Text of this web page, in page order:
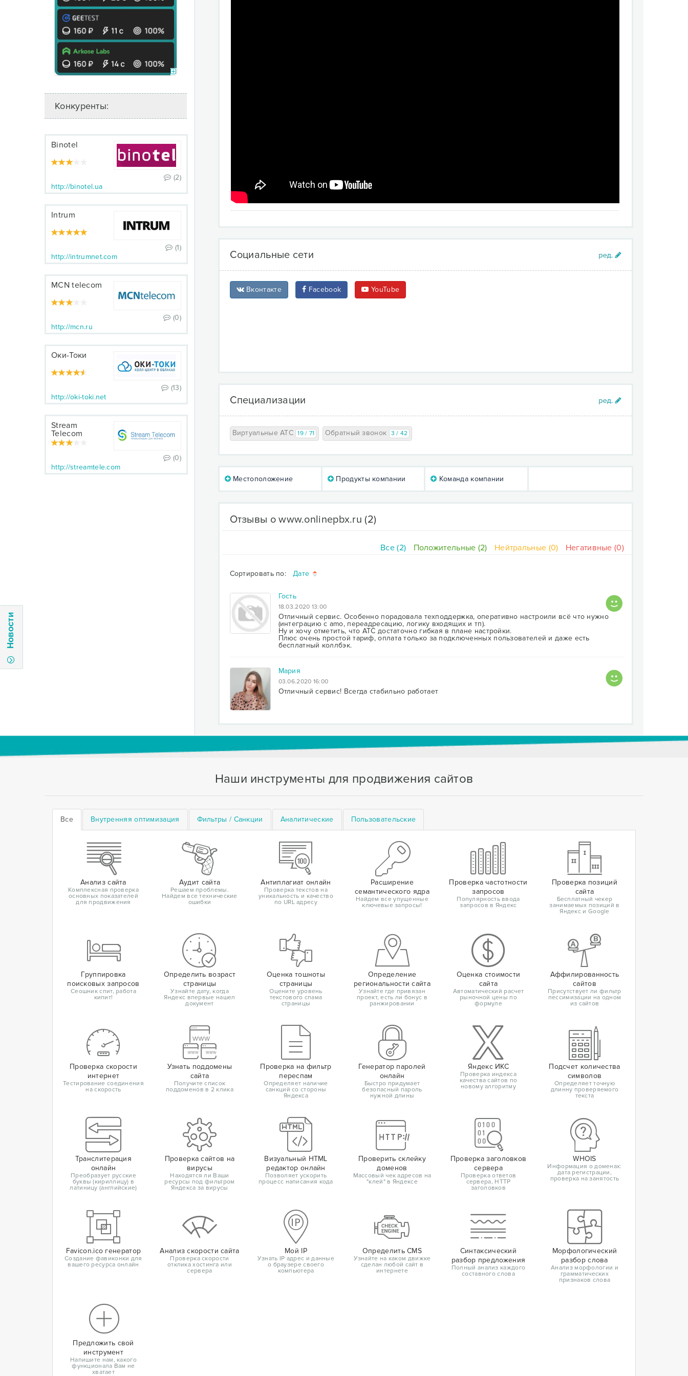
Новости
Конкуренты:
Binotel
(2)
http://binotel.ua
Intrum
(1)
http://intrumnet.com
MCN telecom
(0)
http://mcn.ru
Оки-Токи
(13)
http://oki-toki.net
Stream
Telecom
(0)
http://streamtele.com
Социальные сети
Вконтакте Facebook YouTube
Специализации
Виртуальные АТС 19 / 71 Обратный звонок 3 / 42
Местоположение Продукты компании Команда компании
Отзывы о www.onlinepbx.ru (2)
Все (2) Положительные (2) Нейтральные (0) Негативные (0)
Сортировать по: Дате
Гость
18.03.2020 13:00
Отличный сервис. Особенно порадовала техподдержка, оперативно настроили всё что нужно
(интеграцию с amo, переадресацию, логику входящих и тп).
Ну и хочу отметить, что АТС достаточно гибкая в плане настройки.
Плюс очень простой тариф, оплата только за подключенных пользователей и даже есть
бесплатный коллбэк.
Мария
03.06.2020 16:00
Отличный сервис! Всегда стабильно работает
Наши инструменты для продвижения сайтов
Все Внутренняя оптимизация Фильтры / Санкции Аналитические Пользовательские
Анализ сайта
Комплексная проверка
основных показателей
для продвижения
Аудит сайта
Решаем проблемы.
Найдем все технические
ошибки
Антиплагиат онлайн
Проверка текстов на
уникальность и качество
по URL адресу
Расширение
семантического ядра
Найдем все упущенные
ключевые запросы!
Проверка частотности
запросов
Популярность ввода
запросов в Яндекс
Проверка позиций
сайта
Бесплатный чекер
занимаемых позиций в
Яндекс и Google
Группировка
поисковых запросов
Сеошник спит, работа
кипит!
Определить возраст
страницы
Узнайте дату, когда
Яндекс впервые нашел
документ
Оценка тошноты
страницы
Оцените уровень
текстового спама
страницы
Определение
региональности сайта
Узнайте где привязан
проект, есть ли бонус в
ранжировании
Оценка стоимости
сайта
Автоматический расчет
рыночной цены по
формуле
Аффилированность
сайтов
Присутствует ли фильтр
пессимизации на одном
из сайтов
Проверка скорости
интернет
Тестирование соединения
на скорость
Узнать поддомены
сайта
Получите список
поддоменов в 2 клика
Проверка на фильтр
переспам
Определяет наличие
санкций со стороны
Яндекса
Генератор паролей
онлайн
Быстро придумает
безопасный пароль
нужной длины
Яндекс ИКС
Проверка индекса
качества сайтов по
новому алгоритму
Подсчет количества
символов
Определяет точную
длинну проверяемого
текста
Транслитерация
онлайн
Преобразует русские
буквы (кириллицу) в
латиницу (английские)
Проверка сайтов на
вирусы
Находятся ли Ваши
ресурсы под фильтром
Яндекса за вирусы
Визуальный HTML
редактор онлайн
Позволяет ускорить
процесс написания кода
Проверить склейку
доменов
Массовый чек адресов на
"клей" в Яндексе
Проверка заголовков
сервера
Проверка ответов
сервера, HTTP
заголовков
WHOIS
Информация о доменах:
дата регистрации,
проверка на занятость
Favicon.ico генератор
Создание фавиконки для
вашего ресурса онлайн
Анализ скорости сайта
Проверка скорости
отклика хостинга или
сервера
Мой IP
Узнать IP адрес и данные
о браузере своего
компьютера
Определить CMS
Узнайте на каком движке
сделан любой сайт в
интернете
Синтаксический
разбор предложения
Полный анализ каждого
составного слова
Морфологический
разбор слова
Анализ морфологии и
грамматических
признаков слова
Предложить свой
инструмент
Напишите нам, какого
функционала Вам не
хватает